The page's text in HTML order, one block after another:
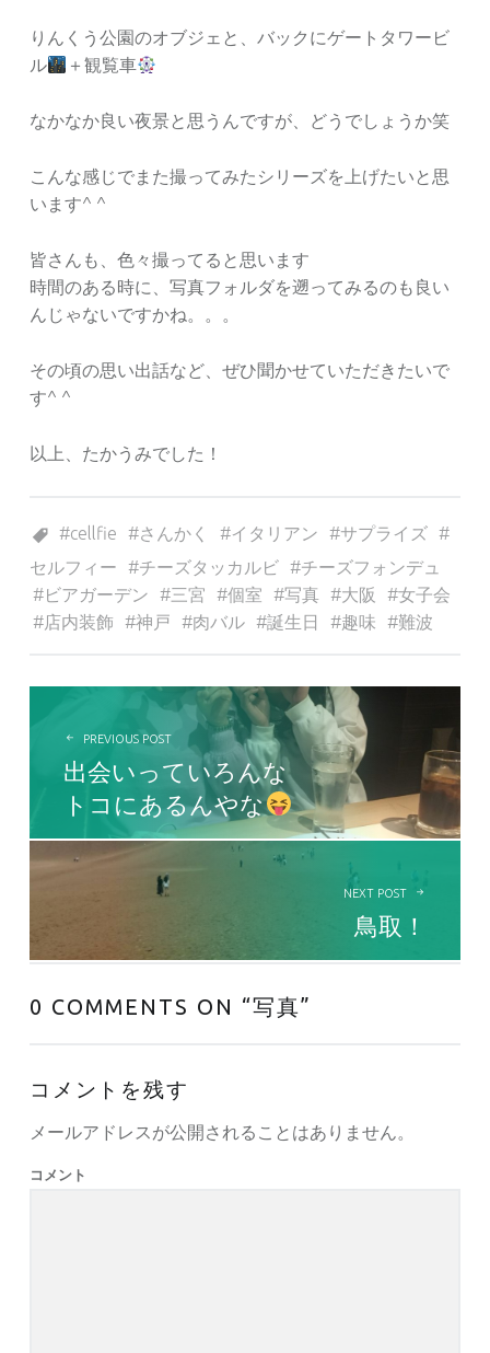
りんくう公園のオブジェと、バックにゲートタワービ
ル
＋観覧車
なかなか良い夜景と思うんですが、どうでしょうか笑
こんな感じでまた撮ってみたシリーズを上げたいと思
います^ ^
皆さんも、色々撮ってると思います
時間のある時に、写真フォルダを遡ってみるのも良い
んじゃないですかね。。。
その頃の思い出話など、ぜひ聞かせていただきたいで
す^ ^
以上、たかうみでした！
cellfie
さんかく イタリアン
サプライズ
セルフィー
チーズタッカルビ
チーズフォンデュ
ビアガーデン
三宮 個室 写真 大阪
女子会
店内装飾
神戸 肉バル 誕生日 趣味 難波
投稿ナビゲーション
PREVIOUS POST
出会いっていろんな
トコにあるんやな
NEXT POST
鳥取！
0 COMMENTS ON “写真”
コメントを残す
メールアドレスが公開されることはありません。
コメント